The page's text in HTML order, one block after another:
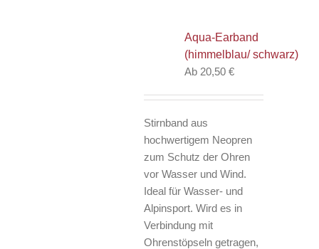
auf
der
werden
Aqua-Earband
(himmelblau/ schwarz)
Ab 20,50€
Stirnband aus
hochwertigem Neopren
zum Schutz der Ohren
vor Wasser und Wind.
Ideal für Wasser- und
Alpinsport. Wird es in
Verbindung mit
Ohrenstöpseln getragen,